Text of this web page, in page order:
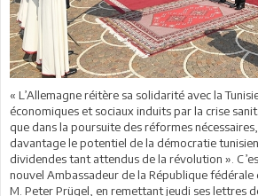
« L’Allemagne réitère sa solidarité avec la
économiques et sociaux induits par la crise
que dans la poursuite des réformes
davantage le potentiel de la démocratie
dividendes tant attendus de la révolution ».
nouvel Ambassadeur de la République fédérale
M. Peter Prügel, en remettant jeudi ses lettres